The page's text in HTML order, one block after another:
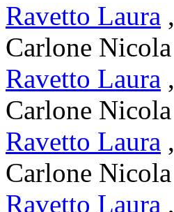
Ravetto Laura ,
Carlone Nicola
Ravetto Laura ,
Carlone Nicola
Ravetto Laura ,
Carlone Nicola
Ravetto Laura ,